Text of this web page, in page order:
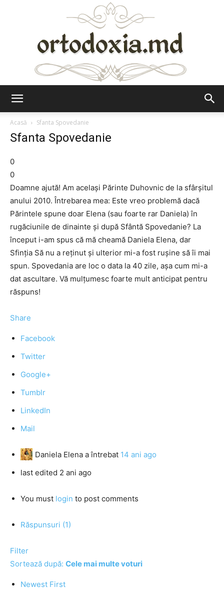
Acasă
Sfanta Spovedanie
Sfanta Spovedanie
0
0
Doamne ajută! Am același Părinte Duhovnic de la sfârșitul
anului 2010. Întrebarea mea: Este vreo problemă dacă
Părintele spune doar Elena (sau foarte rar Daniela) în
rugăciunile de dinainte și după Sfântă Spovedanie? La
început i-am spus că mă cheamă Daniela Elena, dar
Sfinția Să nu a reținut și ulterior mi-a fost rușine să îi mai
spun. Spovedania are loc o data la 40 zile, așa cum mi-a
dat ascultare. Vă mulțumesc foarte mult anticipat pentru
răspuns!
Share
Facebook
Twitter
Google+
Tumblr
LinkedIn
Mail
Daniela Elena a întrebat 14 ani ago
last edited 2 ani ago
You must login to post comments
Răspunsuri (1)
Filter
Sortează după: Cele mai multe voturi
Newest First